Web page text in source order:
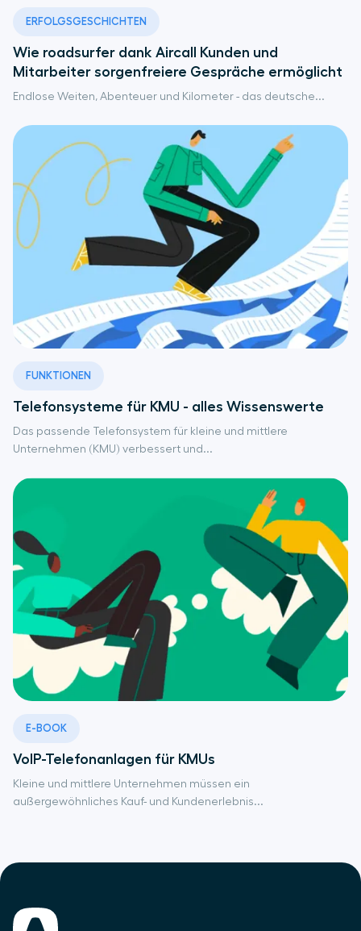
ERFOLGSGESCHICHTEN
Wie roadsurfer dank Aircall Kunden und
Mitarbeiter sorgenfreiere Gespräche ermöglicht
Endlose Weiten, Abenteuer und Kilometer - das deutsche...
FUNKTIONEN
Telefonsysteme für KMU - alles Wissenswerte
Das passende Telefonsystem für kleine und mittlere
Unternehmen (KMU) verbessert und...
E-BOOK
VoIP-Telefonanlagen für KMUs
Kleine und mittlere Unternehmen müssen ein
außergewöhnliches Kauf- und Kundenerlebnis...